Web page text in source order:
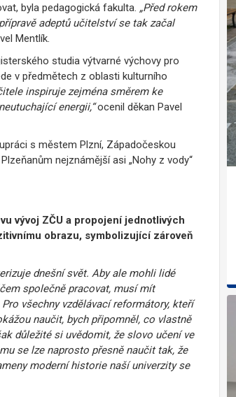
byla pedagogická fakulta. „Před rokem
adeptů učitelství se tak začal
Mentlík.
studia výtvarné výchovy pro
v předmětech z oblasti kulturního
inspiruje zejména směrem ke
energii,“ocenil děkan Pavel
s městem Plzní, Západočeskou
nejznámější asi „Nohy z vody“
vývoj ZČU a propojení jednotlivých
obrazu, symbolizující zároveň
dnešní svět. Aby ale mohli lidé
společně pracovat, musí mít
všechny vzdělávací reformátory, kteří
naučit, bych připomněl, co vlastně
důležité si uvědomit, že slovo učení ve
se lze naprosto přesně naučit tak, že
moderní historie naší univerzity se